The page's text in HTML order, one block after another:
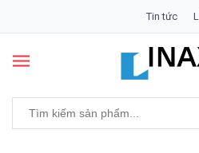
Tin tức